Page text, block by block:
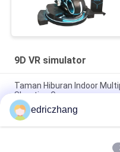
9D VR simulator
Taman Hiburan Indoor
Shooting Game
VR Simulator Indoor 9D VR
Kursi simulator 9d
edriczhang